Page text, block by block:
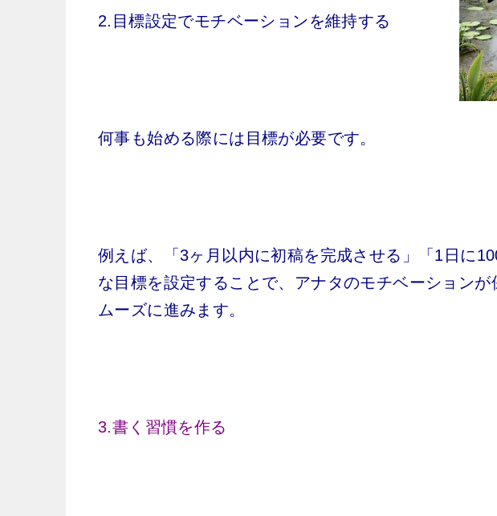
2.目標設定でモチベーションを維持する
何事も始める際には目標が必要です。
例えば、「3ヶ月以内に初稿を完成させる」「1日に
な目標を設定することで、アナタのモチベーション
ムーズに進みます。
3.書く習慣を作る